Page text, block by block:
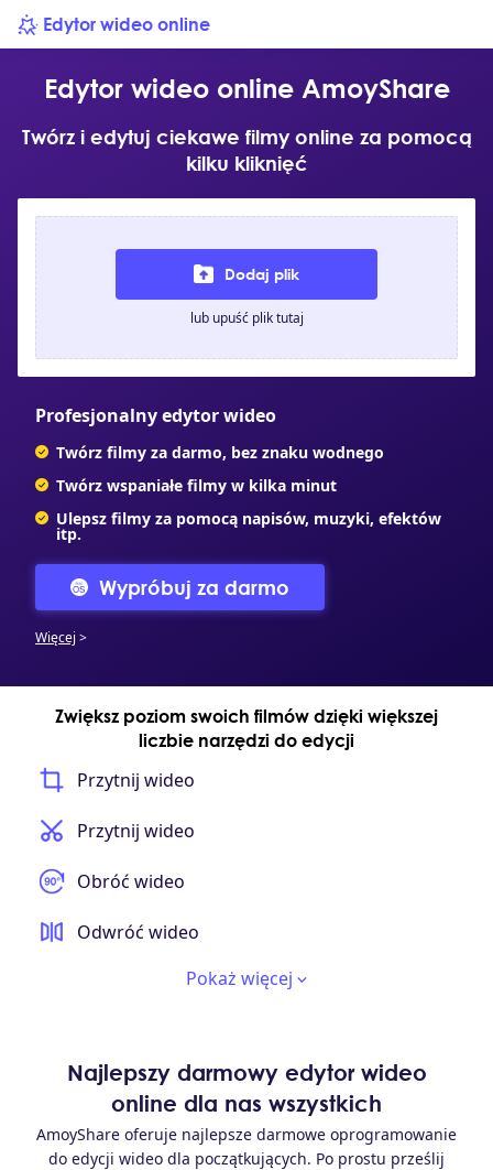
Edytor wideo online
Edytor wideo online AmoyShare
Twórz i edytuj ciekawe filmy online za pomocą
kilku kliknięć
Dodaj plik
lub upuść plik tutaj
Profesjonalny edytor wideo
Twórz filmy za darmo, bez znaku wodnego
Twórz wspaniałe filmy w kilka minut
Ulepsz filmy za pomocą napisów, muzyki, efektów
itp.
Wypróbuj za darmo
Więcej >
Zwiększ poziom swoich filmów dzięki większej
liczbie narzędzi do edycji
Przytnij wideo
Przytnij wideo
Obróć wideo
Odwróć wideo
Pokaż więcej
Najlepszy darmowy edytor wideo
online dla nas wszystkich
AmoyShare oferuje najlepsze darmowe oprogramowanie
do edycji wideo dla początkujących. Po prostu prześlij